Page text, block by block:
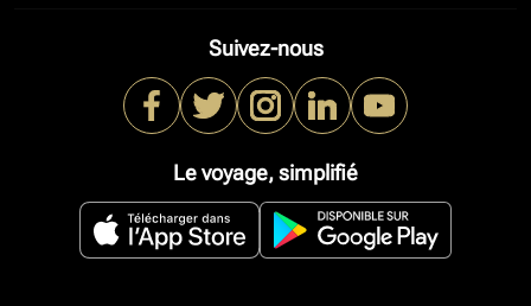
Suivez-nous
Le voyage, simplifié